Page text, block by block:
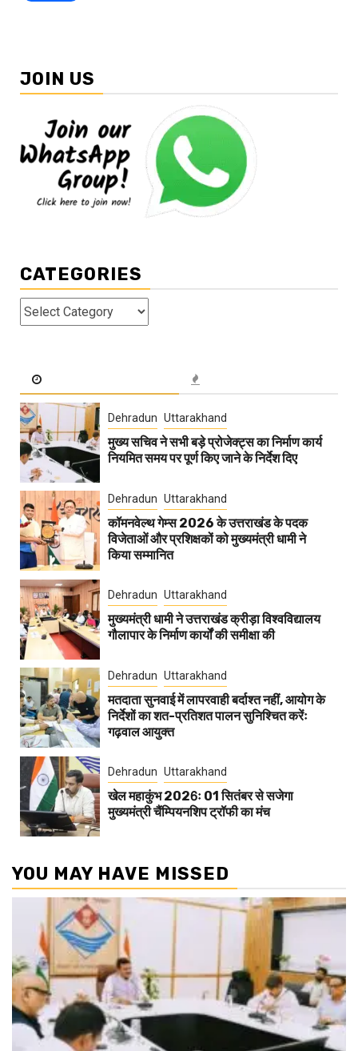
JOIN US
CATEGORIES
Categories
Dehradun Uttarakhand
मुख्य सचिव ने सभी बड़े प्रोजेक्ट्स का निर्माण कार्य
नियमित समय पर पूर्ण किए जाने के निर्देश दिए
Dehradun Uttarakhand
कॉमनवेल्थ गेम्स 2026 के उत्तराखंड के पदक
विजेताओं और प्रशिक्षकों को मुख्यमंत्री धामी ने
किया सम्मानित
Dehradun Uttarakhand
मुख्यमंत्री धामी ने उत्तराखंड क्रीड़ा विश्वविद्यालय
गौलापार के निर्माण कार्यों की समीक्षा की
Dehradun Uttarakhand
मतदाता सुनवाई में लापरवाही बर्दाश्त नहीं, आयोग के
निर्देशों का शत-प्रतिशत पालन सुनिश्चित करेंः
गढ़वाल आयुक्त
Dehradun Uttarakhand
खेल महाकुंभ 2026ः 01 सितंबर से सजेगा
मुख्यमंत्री चैंम्पियनशिप ट्रॉफी का मंच
YOU MAY HAVE MISSED